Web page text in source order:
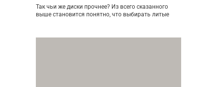
Так чьи же диски прочнее? Из всего сказанного
выше становится понятно, что выбирать литые